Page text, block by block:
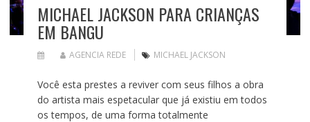
MICHAEL JACKSON PARA CRIANÇAS
EM BANGU
AGENCIA REDE MICHAEL JACKSON
Você esta prestes a reviver com seus filhos a obra
do artista mais espetacular que já existiu em todos
os tempos, de uma forma totalmente